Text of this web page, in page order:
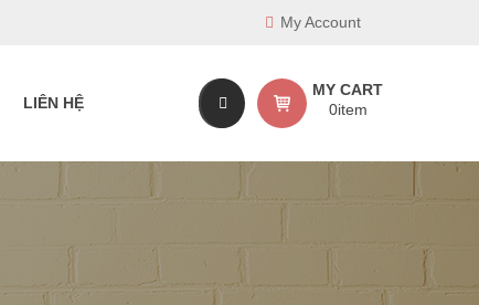
My Account
LIÊN HỆ
MY CART
0item